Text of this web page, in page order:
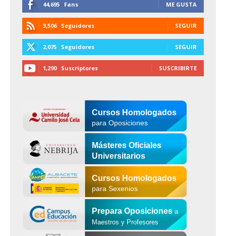
44,695 Fans ME GUSTA
3,506 Seguidores SEGUIR
2,075 Seguidores SEGUIR
1,290 Suscriptores SUSCRIBIRTE
Cursos Homologados
para Oposiciones
Másteres Oficiales
Universitarios
Cursos Homologados
para Sexenios
Prepara Oposiciones a
Maestros y Profesores